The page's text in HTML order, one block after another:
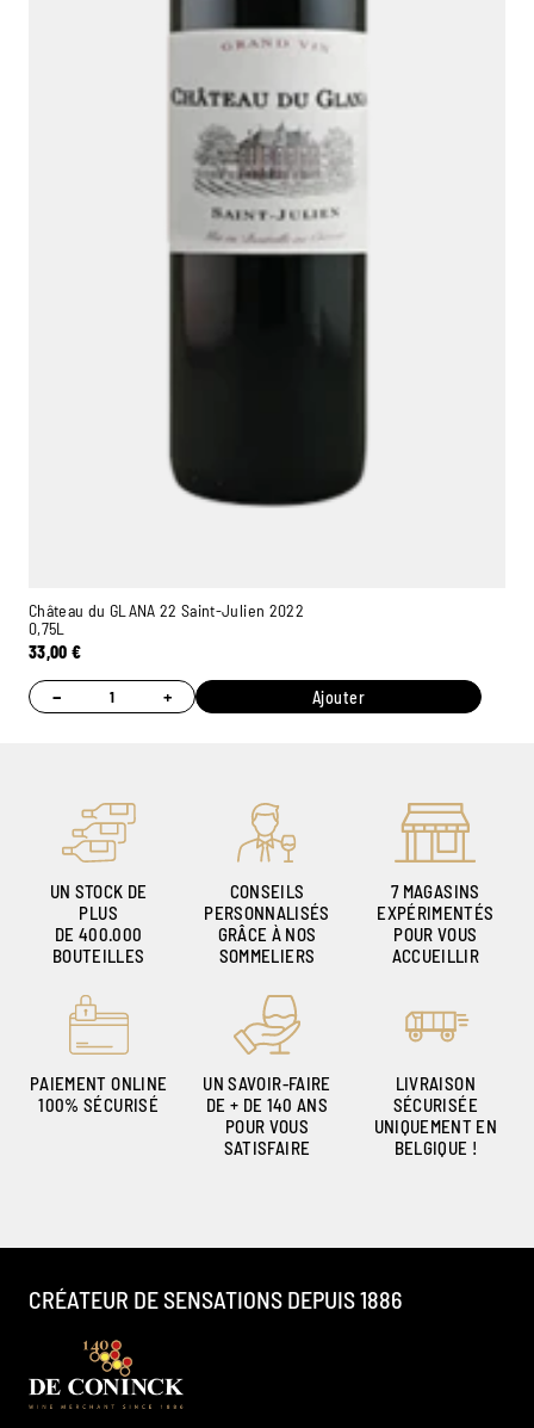
Château du GLANA 22 Saint-Julien 2022
0,75L
33,00€
− + Ajouter
UN STOCK DE
PLUS
DE 400.000
BOUTEILLES
CONSEILS
PERSONNALISÉS
GRÂCE À NOS
SOMMELIERS
7 MAGASINS
EXPÉRIMENTÉS
POUR VOUS
ACCUEILLIR
PAIEMENT ONLINE
100% SÉCURISÉ
UN SAVOIR-FAIRE
DE + DE 140 ANS
POUR VOUS
SATISFAIRE
LIVRAISON
SÉCURISÉE
UNIQUEMENT EN
BELGIQUE !
CRÉATEUR DE SENSATIONS DEPUIS 1886